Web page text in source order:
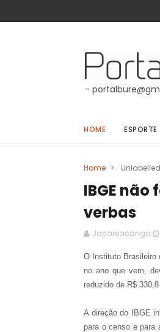
-
HOME ESPORTE
Home > Unlabelled
IBGE
verbas
Jacareacanga
O Instituto Brasileiro
no ano que vem,
reduzido de R$
A direção do IBGE
para o censo e para